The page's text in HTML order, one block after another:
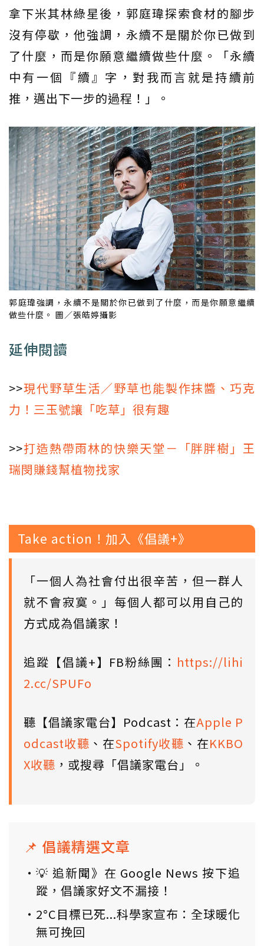
拿下米其林綠星後，郭庭瑋探索食材的腳步
沒有停歇，他強調，永續不是關於你已做到
了什麼，而是你願意繼續做些什麼。「永續
中有一個『續』字，對我而言就是持續前
推，邁出下一步的過程！」。
郭庭瑋強調，永續不是關於你已做到了什麼，而是你願意繼續
做些什麼。 圖／張皓婷攝影
延伸閱讀
>>現代野草生活／野草也能製作抹醬、巧克
力！三玉號讓「吃草」很有趣
>>打造熱帶雨林的快樂天堂－「胖胖樹」王
瑞閔賺錢幫植物找家
Take action！加入《倡議+》
「一個人為社會付出很辛苦，但一群人
就不會寂寞。」每個人都可以用自己的
方式成為倡議家！
追蹤【倡議+】FB粉絲團： https://lihi
2.cc/SPUFo
聽【倡議家電台】Podcast：在Apple P
odcast收聽 、在Spotify收聽 、在KKBO
X收聽 ，或搜尋「倡議家電台」。
📌 倡議精選文章
💡 追新聞》在 Google News 按下追
蹤，倡議家好文不漏接！
2°C目標已死...科學家宣布：全球暖化
無可挽回